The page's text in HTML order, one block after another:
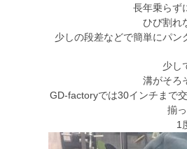
長年乗らず
ひび割れ
少しの段差などで簡単にパ
少し
溝がそろ
GD-factoryでは30インチまで
揃
1